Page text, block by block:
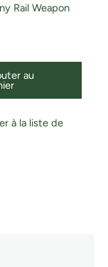
Rail Weapon
au
à la liste de